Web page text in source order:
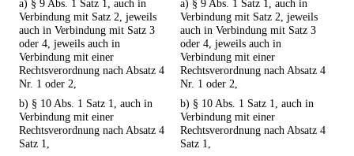
a) § 9 Abs. 1 Satz 1, auch in
Verbindung mit Satz 2, jeweils
auch in Verbindung mit Satz 3
oder 4, jeweils auch in
Verbindung mit einer
Rechtsverordnung nach Absatz 4
Nr. 1 oder 2,
a) § 9 Abs. 1 Satz 1, auch in
Verbindung mit Satz 2, jeweils
auch in Verbindung mit Satz 3
oder 4, jeweils auch in
Verbindung mit einer
Rechtsverordnung nach Absatz 4
Nr. 1 oder 2,
b) § 10 Abs. 1 Satz 1, auch in
Verbindung mit einer
Rechtsverordnung nach Absatz 4
Satz 1,
b) § 10 Abs. 1 Satz 1, auch in
Verbindung mit einer
Rechtsverordnung nach Absatz 4
Satz 1,